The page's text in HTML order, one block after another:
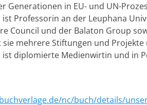
Generationen in EU- und UN-
ist Professorin an der Leuphana
Council und der Balaton Group
mehrere Stiftungen und
ist diplomierte Medienwirtin und in
nc/buch/details/